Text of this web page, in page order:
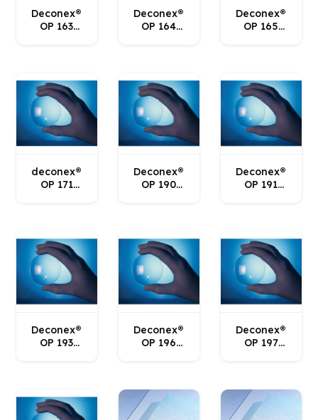
Deconex®
OP 163
Deconex®
OP 164
Deconex®
OP 165
deconex®
OP 171
Deconex®
OP 190
Deconex®
OP 191
Deconex®
OP 193
Deconex®
OP 196
Deconex®
OP 197